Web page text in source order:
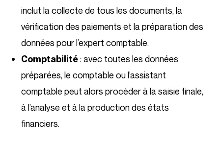
inclut la collecte de tous les documents, la
vérification des paiements et la préparation des
données pour l’expert comptable.
Comptabilité: avec toutes les données
préparées, le comptable ou l’assistant
comptable peut alors procéder à la saisie finale,
à l’analyse et à la production des états
financiers.